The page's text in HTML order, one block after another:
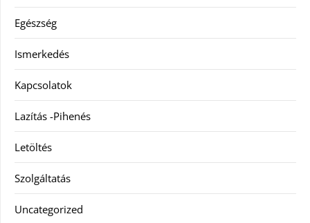
Egészség
Ismerkedés
Kapcsolatok
Lazítás -Pihenés
Letöltés
Szolgáltatás
Uncategorized